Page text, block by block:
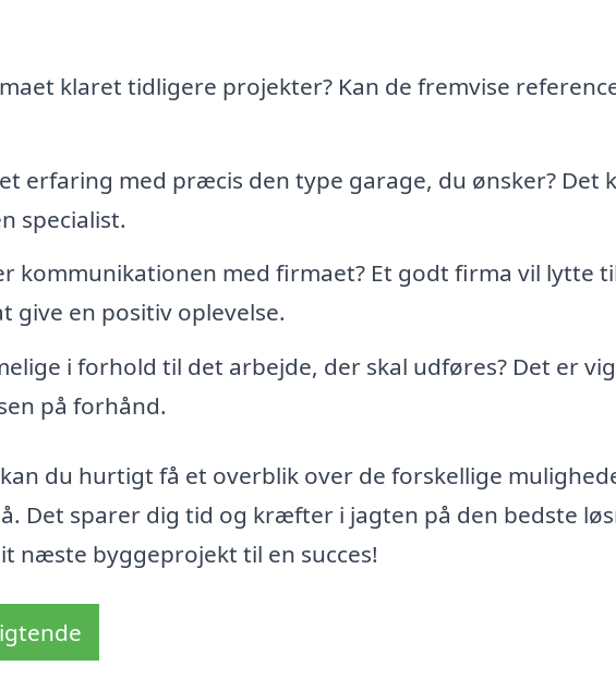
klaret tidligere projekter? Kan de fremvise
erfaring med præcis den type garage, du ønsker? Det
specialist.
kommunikationen med firmaet? Et godt firma vil lytte
give en positiv oplevelse.
i forhold til det arbejde, der skal udføres? Det er
på forhånd.
du hurtigt få et overblik over de forskellige
Det sparer dig tid og kræfter i jagten på den bedste
næste byggeprojekt til en succes!